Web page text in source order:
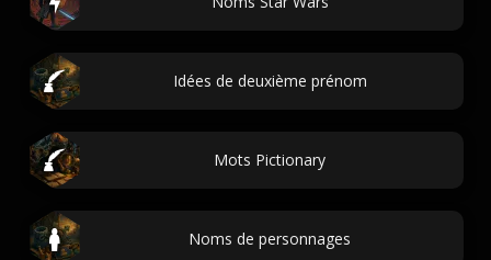
Idées de deuxième prénom
Mots Pictionary
Noms de personnages